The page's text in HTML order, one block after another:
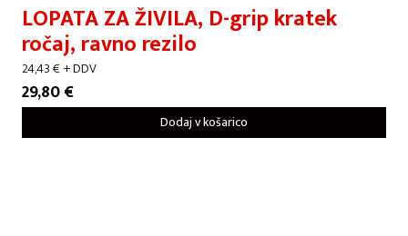
LOPATA ZA ŽIVILA, D-grip kratek
ročaj, ravno rezilo
24,43€+ DDV
29,80€
Dodaj v košarico